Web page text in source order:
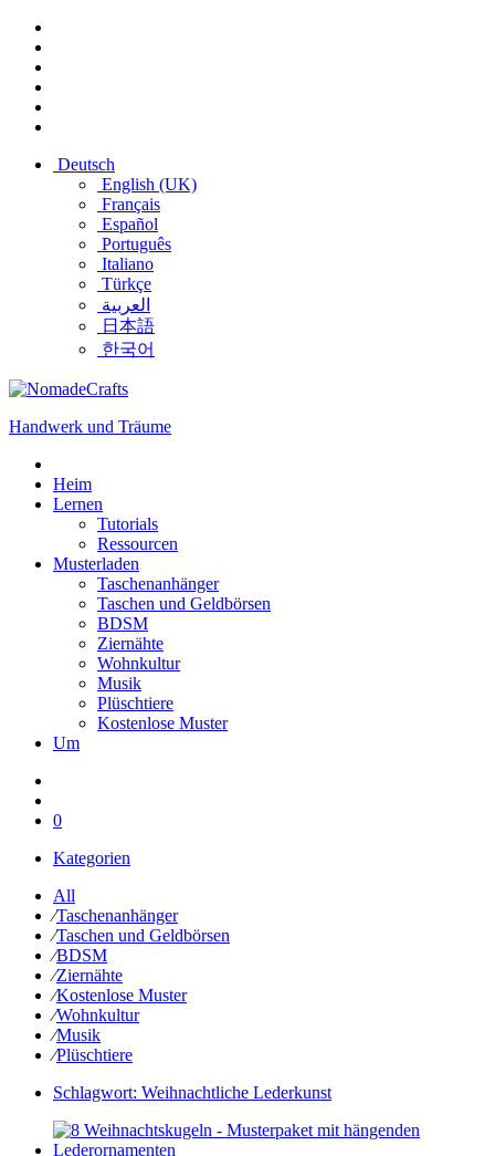
Deutsch
English (UK)
Français
Español
Português
Italiano
Türkçe
العربية
日本語
한국어
Handwerk und Träume
Heim
Lernen
Tutorials
Ressourcen
Musterladen
Taschenanhänger
Taschen und Geldbörsen
BDSM
Ziernähte
Wohnkultur
Musik
Plüschtiere
Kostenlose Muster
Um
0
Kategorien
All
⁄Taschenanhänger
⁄Taschen und Geldbörsen
⁄BDSM
⁄Ziernähte
⁄Kostenlose Muster
⁄Wohnkultur
⁄Musik
⁄Plüschtiere
Schlagwort: Weihnachtliche Lederkunst